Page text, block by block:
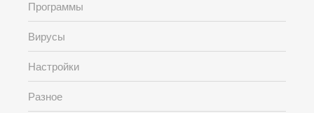
Программы
Вирусы
Настройки
Разное